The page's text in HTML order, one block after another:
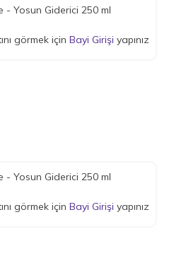
- Yosun Giderici 250 ml
görmek için Bayi Girişi yapınız
- Yosun Giderici 250 ml
görmek için Bayi Girişi yapınız